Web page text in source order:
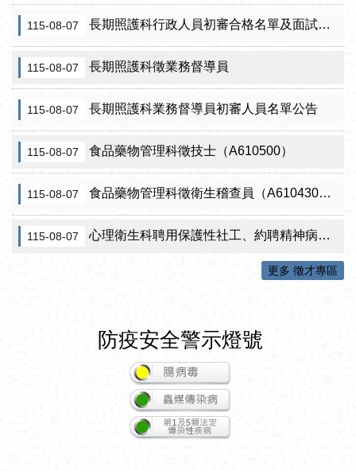
115-08-07 長期照護科行政人員初審合格名單及面試訊息公告
115-08-07 長期照護科徵業務督導員
115-08-07 長期照護科業務督導員初審人員名單公告
115-08-07 食品藥物管理科徵技士（A610500）
115-08-07 食品藥物管理科徵衛生稽查員（A610430）初審公告
115-08-07 心理衛生科聘用保護性社工、約聘精神病人社區關懷訪視員、約聘自殺關懷訪視員等5項職稱甄試結果公告
更多 徵才專區
防疫安全警示燈號